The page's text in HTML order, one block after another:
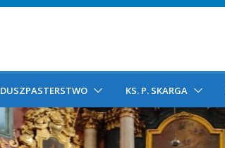
DUSZPASTERSTWO KS. P. SKARGA